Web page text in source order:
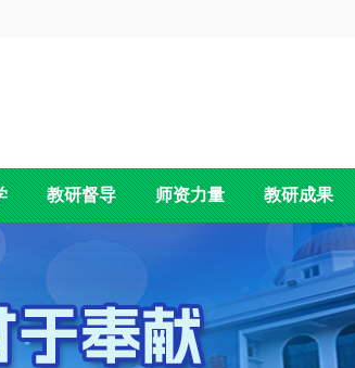
教研督导 师资力量 教研成果